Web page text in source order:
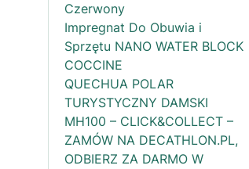
Czerwony
Impregnat Do Obuwia i
Sprzętu NANO WATER BLOCK
COCCINE
QUECHUA POLAR
TURYSTYCZNY DAMSKI
MH100 – CLICK&COLLECT –
ZAMÓW NA DECATHLON.PL,
ODBIERZ ZA DARMO W